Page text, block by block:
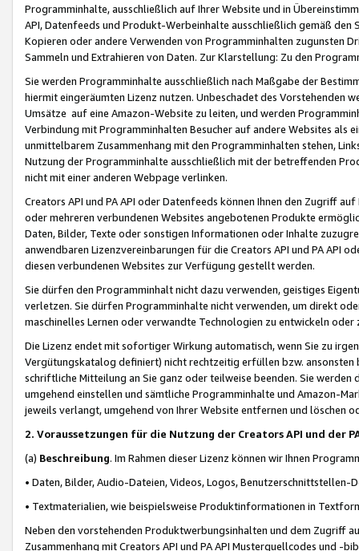
Programminhalte, ausschließlich auf Ihrer Website und in
API, Datenfeeds und Produkt-Werbeinhalte ausschließlich gemäß
Kopieren oder andere Verwenden von Programminhalten zugunsten
Sammeln und Extrahieren von Daten. Zur Klarstellung: Zu den
Sie werden Programminhalte ausschließlich nach Maßgabe der
hiermit eingeräumten Lizenz nutzen. Unbeschadet des Vorstehenden
Umsätze auf eine Amazon-Website zu leiten, und werden
Verbindung mit Programminhalten Besucher auf andere Websites als
unmittelbarem Zusammenhang mit den Programminhalten stehen,
Nutzung der Programminhalte ausschließlich mit der betreffenden
nicht mit einer anderen Webpage verlinken.
Creators API und PA API oder Datenfeeds können Ihnen den Zugriff
oder mehreren verbundenen Websites angebotenen Produkte
Daten, Bilder, Texte oder sonstigen Informationen oder Inhalte
anwendbaren Lizenzvereinbarungen für die Creators API und PA API
diesen verbundenen Websites zur Verfügung gestellt werden.
Sie dürfen den Programminhalt nicht dazu verwenden, geistiges
verletzen. Sie dürfen Programminhalte nicht verwenden, um direkt
maschinelles Lernen oder verwandte Technologien zu entwickeln
Die Lizenz endet mit sofortiger Wirkung automatisch, wenn Sie zu
Vergütungskatalog definiert) nicht rechtzeitig erfüllen bzw. ansonsten
schriftliche Mitteilung an Sie ganz oder teilweise beenden. Sie werden
umgehend einstellen und sämtliche Programminhalte und Amazon-
jeweils verlangt, umgehend von Ihrer Website entfernen und löschen
2. Voraussetzungen für die Nutzung der Creators API und der
(a) Beschreibung. Im Rahmen dieser Lizenz können wir Ihnen
• Daten, Bilder, Audio-Dateien, Videos, Logos, Benutzerschnittstellen-
• Textmaterialien, wie beispielsweise Produktinformationen in
Neben den vorstehenden Produktwerbungsinhalten und dem Zugriff
Zusammenhang mit Creators API und PA API Musterquellcodes und